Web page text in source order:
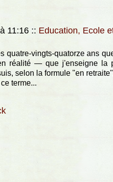
11:16 :: Education, Ecole
quatre-vingts-quatorze ans
réalité — que j'enseigne la
selon la formule "en
terme...